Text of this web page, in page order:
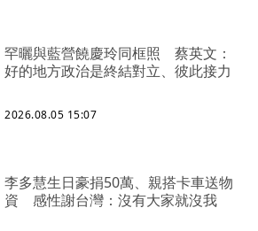
罕曬與藍營饒慶玲同框照 蔡英文：
好的地方政治是終結對立、彼此接力
2026.08.05 15:07
李多慧生日豪捐50萬、親搭卡車送物
資 感性謝台灣：沒有大家就沒我